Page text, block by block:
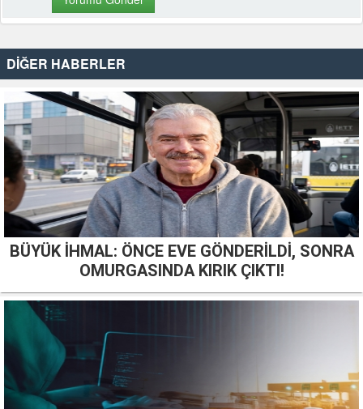
DİĞER HABERLER
BÜYÜK İHMAL: ÖNCE EVE GÖNDERİLDİ, SONRA
OMURGASINDA KIRIK ÇIKTI!